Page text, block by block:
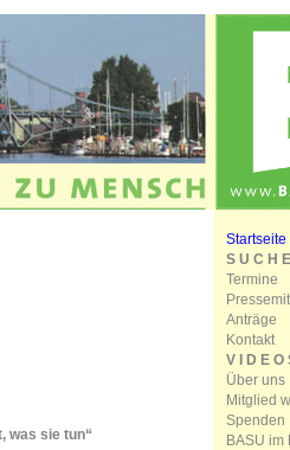
was sie tun“
Startseite
S U C H
Termine
Anträge
Kontakt
V I D E O
Über uns
Mitglied
Spenden
BASU im